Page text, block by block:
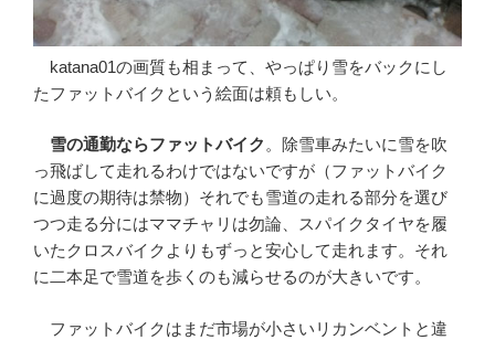
katana01の画質も相まって、やっぱり雪をバックにし
たファットバイクという絵面は頼もしい。
雪の通勤ならファットバイク 。除雪車みたいに雪を吹
っ飛ばして走れるわけではないですが（ファットバイク
に過度の期待は禁物）それでも雪道の走れる部分を選び
つつ走る分にはママチャリは勿論、スパイクタイヤを履
いたクロスバイクよりもずっと安心して走れます。それ
に二本足で雪道を歩くのも減らせるのが大きいです。
ファットバイクはまだ市場が小さいリカンベントと違